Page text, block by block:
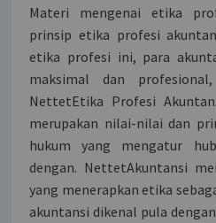
Materi mengenai etika
prinsip etika profesi
etika profesi ini, para
maksimal dan
NettetEtika Profesi
merupakan nilai-nilai dan
hukum yang mengatur
dengan. NettetAkuntansi
yang menerapkan etika
akuntansi dikenal pula